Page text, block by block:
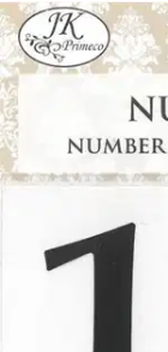
1,28 €/kpl
Hinta ilman S-
Verkkokaupan hinta
Valitse
Siirry
Ilmainen